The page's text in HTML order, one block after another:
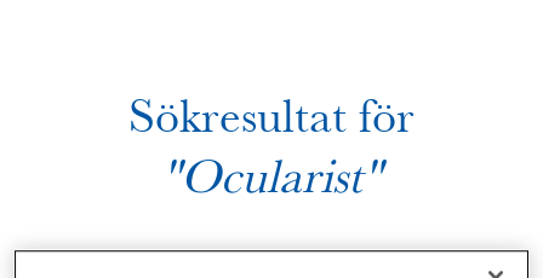
Sökresultat för
"Ocularist"